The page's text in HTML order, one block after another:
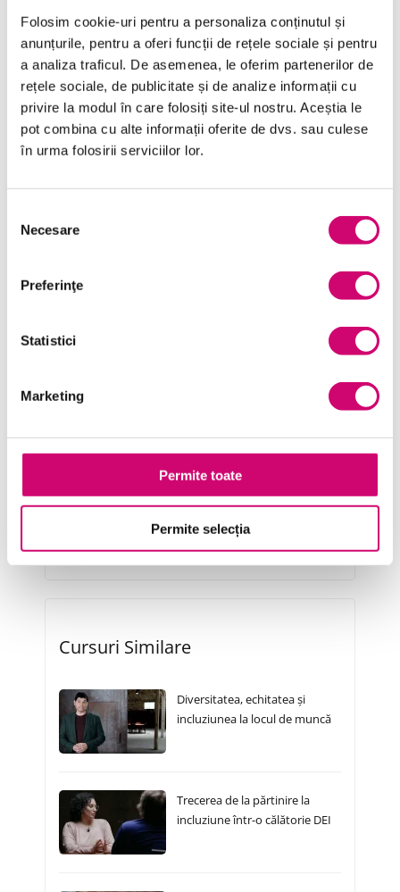
Folosim cookie-uri pentru a personaliza conținutul și
anunțurile, pentru a oferi funcții de rețele sociale și pentru
a analiza traficul. De asemenea, le oferim partenerilor de
rețele sociale, de publicitate și de analize informații cu
privire la modul în care folosiți site-ul nostru. Aceștia le
pot combina cu alte informații oferite de dvs. sau culese
în urma folosirii serviciilor lor.
consimțământului
Necesare
Preferinţe
Statistici
Marketing
Permite toate
Permite selecția
Categorii de Cursuri
Comunicare
Management și Leadership
Project Management
Transformare Digitală
Vânzări și negocieri
Cursuri Similare
Diversitatea, echitatea și
incluziunea la locul de muncă
Trecerea de la părtinire la
incluziune într-o călătorie DEI